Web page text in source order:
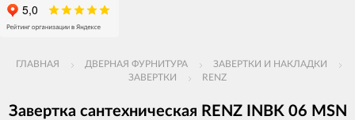
ГЛАВНАЯ ДВЕРНАЯ ФУРНИТУРА
ЗАВЕРТКИ И НАКЛАДКИ
ЗАВЕРТКИ
RENZ
Завертка сантехническая RENZ INBK 06 MSN